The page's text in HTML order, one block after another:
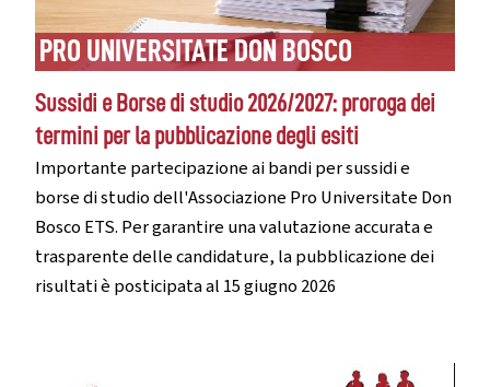
PRO UNIVERSITATE DON BOSCO
Sussidi e Borse di studio 2026/2027: proroga dei
termini per la pubblicazione degli esiti
Importante partecipazione ai bandi per sussidi e
borse di studio dell'Associazione Pro Universitate Don
Bosco ETS. Per garantire una valutazione accurata e
trasparente delle candidature, la pubblicazione dei
risultati è posticipata al 15 giugno 2026